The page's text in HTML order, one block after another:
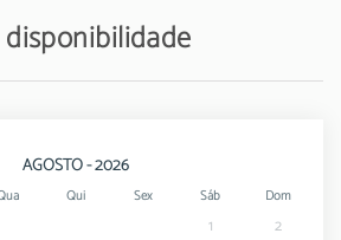
AGOSTO - 2026
Qui Sex Sáb Dom
1
2